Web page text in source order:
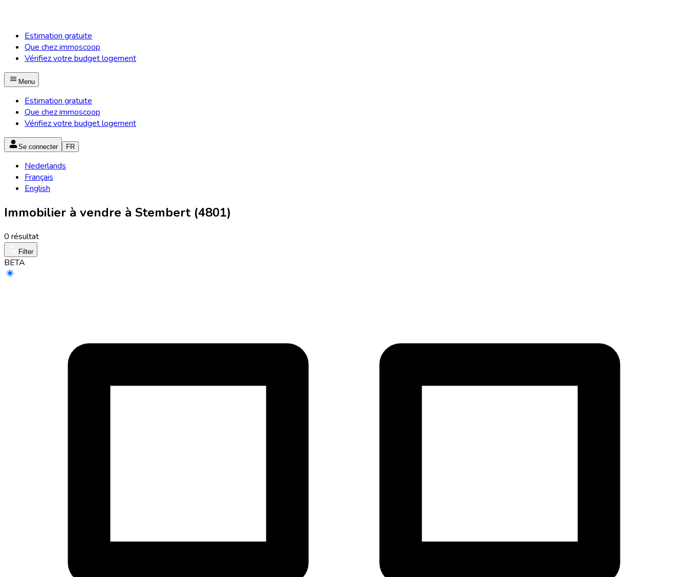
Estimation gratuite
Que chez immoscoop
Vérifiez votre budget logement
Menu
Estimation gratuite
Que chez immoscoop
Vérifiez votre budget logement
Se connecter FR
Nederlands
Français
English
Immobilier à vendre à Stembert (4801)
0 résultat
Filter
BETA